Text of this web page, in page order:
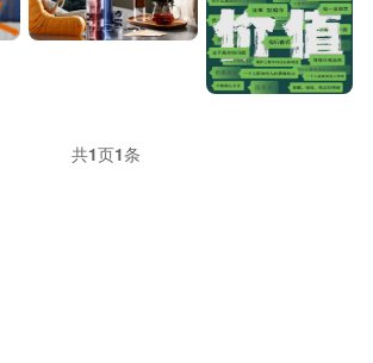
共1页1条